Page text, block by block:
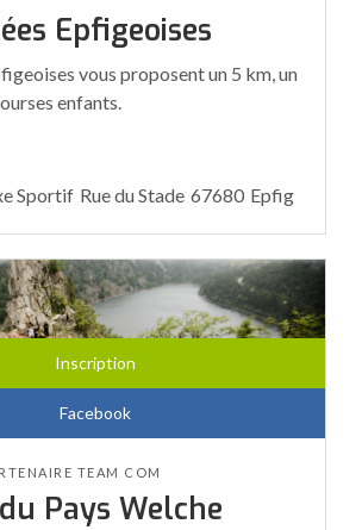
Epfigeoises
vous proposent un 5 km, un
enfants.
Sportif Rue du Stade 67680 Epfig
Inscription
Facebook
TEAM COM
Pays Welche